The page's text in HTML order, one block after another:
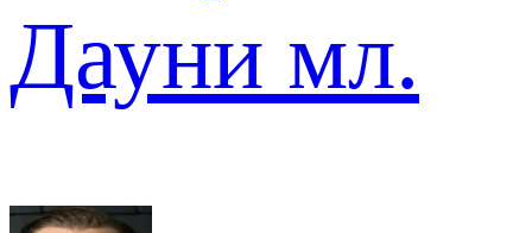
Дауни мл.